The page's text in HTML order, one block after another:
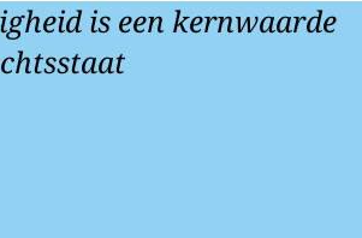
is een kernwaarde